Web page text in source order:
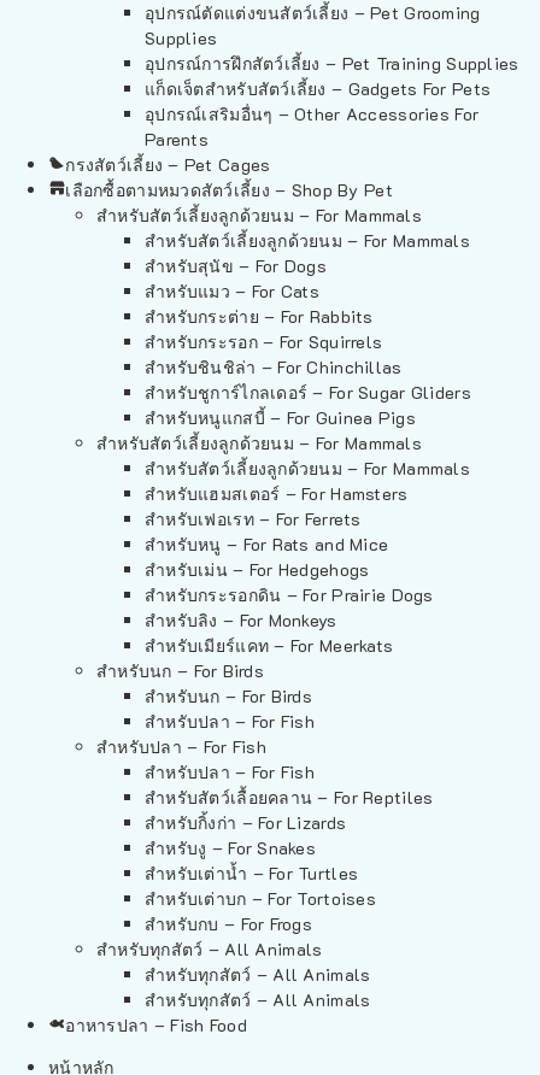
อุปกรณ์ตัดแต่งขนสัตว์เลี้ยง – Pet Grooming
Supplies
อุปกรณ์การฝึกสัตว์เลี้ยง – Pet Training Supplies
แก็ดเจ็ตสำหรับสัตว์เลี้ยง – Gadgets For Pets
อุปกรณ์เสริมอื่นๆ – Other Accessories For
Parents
กรงสัตว์เลี้ยง – Pet Cages
เลือกซื้อตามหมวดสัตว์เลี้ยง – Shop By Pet
สำหรับสัตว์เลี้ยงลูกด้วยนม – For Mammals
สำหรับสัตว์เลี้ยงลูกด้วยนม – For Mammals
สำหรับสุนัข – For Dogs
สำหรับแมว – For Cats
สำหรับกระต่าย – For Rabbits
สำหรับกระรอก – For Squirrels
สำหรับชินชิล่า – For Chinchillas
สำหรับชูการ์ไกลเดอร์ – For Sugar Gliders
สำหรับหนูแกสบี้ – For Guinea Pigs
สำหรับสัตว์เลี้ยงลูกด้วยนม – For Mammals
สำหรับสัตว์เลี้ยงลูกด้วยนม – For Mammals
สำหรับแฮมสเตอร์ – For Hamsters
สำหรับเฟอเรท – For Ferrets
สำหรับหนู – For Rats and Mice
สำหรับเม่น – For Hedgehogs
สำหรับกระรอกดิน – For Prairie Dogs
สำหรับลิง – For Monkeys
สำหรับเมียร์แคท – For Meerkats
สำหรับนก – For Birds
สำหรับนก – For Birds
สำหรับปลา – For Fish
สำหรับปลา – For Fish
สำหรับปลา – For Fish
สำหรับสัตว์เลื้อยคลาน – For Reptiles
สำหรับกิ้งก่า – For Lizards
สำหรับงู – For Snakes
สำหรับเต่าน้ำ – For Turtles
สำหรับเต่าบก – For Tortoises
สำหรับกบ – For Frogs
สำหรับทุกสัตว์ – All Animals
สำหรับทุกสัตว์ – All Animals
สำหรับทุกสัตว์ – All Animals
อาหารปลา – Fish Food
หน้าหลัก